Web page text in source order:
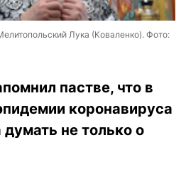
Лука (Коваленко). Фото:
пастве, что в
коронавируса
не только о